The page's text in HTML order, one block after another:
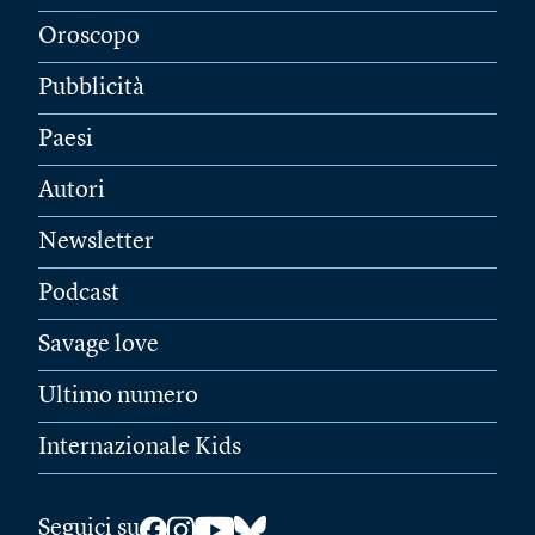
Oroscopo
Pubblicità
Paesi
Autori
Newsletter
Podcast
Savage love
Ultimo numero
Internazionale Kids
Seguici su